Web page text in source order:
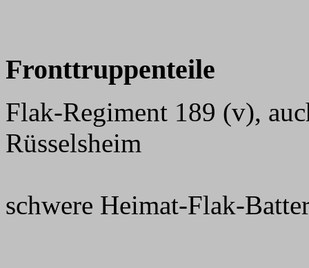
Fronttruppenteile
Flak-Regiment 189 (v),
Rüsselsheim
schwere Heimat-Flak-